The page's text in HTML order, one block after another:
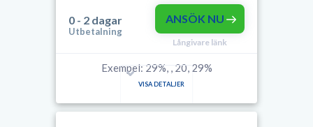
0 - 2 dagar
Utbetalning
ANSÖK NU
Långivare länk
Exempel: 29%, , 20, 29%
VISA DETALJER